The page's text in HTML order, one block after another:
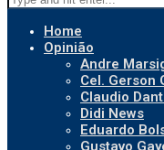
Home
Opinião
Andre
Cel. Gerson
Claudio
Didi News
Eduardo
Gustavo